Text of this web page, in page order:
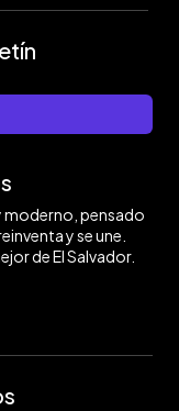
pensado
y se une.
de El Salvador.